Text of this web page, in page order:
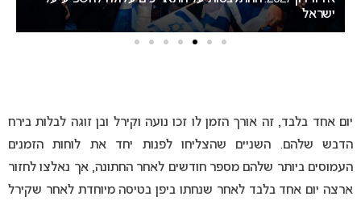
ישראל
יום אחד בלבד, זה אורך הזמן לו זכו נועה וקירל ובן זוגה לבלות בירח
הדבש שלהם. השניים שהצליחו לפנות יחד את לוחות הזמנים
העמוסים ביותר שלהם מספר חודשים לאחר החתונה, אך נאלצו לחזור
ארצה יום אחד בלבד לאחר שנחתו ביפן בטיסה מיוחדת לאחר שקירל